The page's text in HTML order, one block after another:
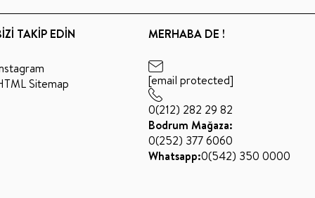
TAKİP EDİN
Sitemap
MERHABA DE !
[email protected]
0(212) 282 29 82
Bodrum Mağaza:
0(252) 377 6060
Whatsapp:0(542) 350 0000